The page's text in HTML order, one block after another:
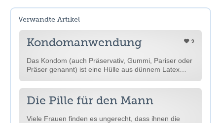
Verwandte Artikel
Kondomanwendung 9
Das Kondom (auch Präservativ, Gummi, Pariser oder
Präser genannt) ist eine Hülle aus dünnem Latex…
Die Pille für den Mann
Viele Frauen finden es ungerecht, dass ihnen die